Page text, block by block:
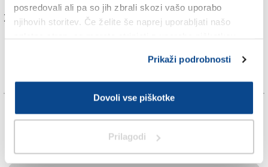
posredovali ali pa so jih zbrali skozi vašo uporabo
njihovih storitev. Če želite še naprej uporabljati našo
Prikaži podrobnosti
Dovoli vse piškotke
Prilagodi
Za branje in pisanje komentarjevje potrebna prijava
TAGS:
KRONIKA